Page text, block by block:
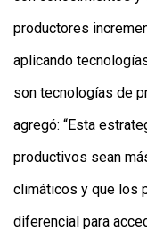
productores
aplicando
son tecnologías de
agregó: “Esta
productivos sean
climáticos y que los
diferencial para